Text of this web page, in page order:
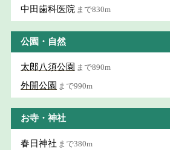
中田歯科医院 まで830m
公園・自然
太郎八須公園 まで890m
外開公園 まで990m
お寺・神社
春日神社 まで380m